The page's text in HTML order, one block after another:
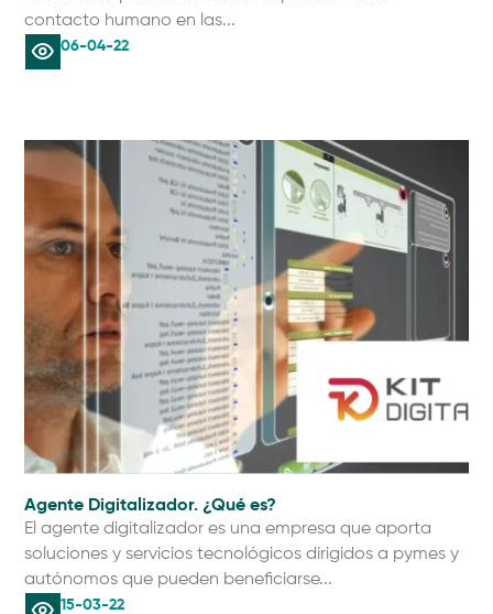
contacto humano en las...
06-04-22
Agente Digitalizador. ¿Qué es?
El agente digitalizador es una empresa que aporta
soluciones y servicios tecnológicos dirigidos a pymes y
autónomos que pueden beneficiarse...
15-03-22